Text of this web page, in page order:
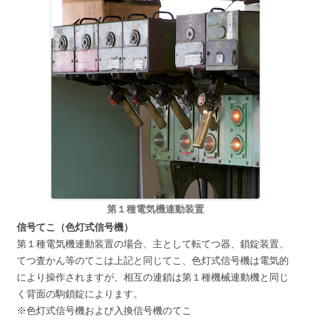
第１種電気機連動装置
信号てこ（色灯式信号機）
第１種電気機連動装置の場合、主として転てつ器、鎖錠装置、
てつ査かん等のてこは上記と同じてこ、色灯式信号機は電気的
により操作されますが、相互の連鎖は第１種機械連動機と同じ
く背面の駒鎖錠によります。
※色灯式信号機および入換信号機のてこ